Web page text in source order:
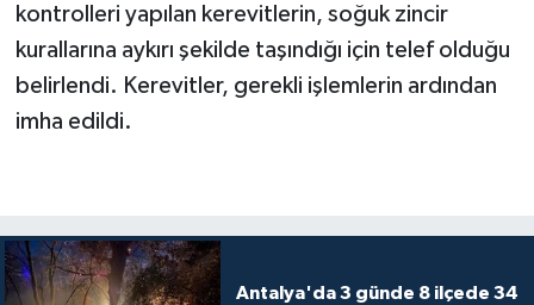
kontrolleri yapılan kerevitlerin, soğuk zincir
kurallarına aykırı şekilde taşındığı için telef olduğu
belirlendi. Kerevitler, gerekli işlemlerin ardından
imha edildi.
Antalya'da 3 günde 8 ilçede 34